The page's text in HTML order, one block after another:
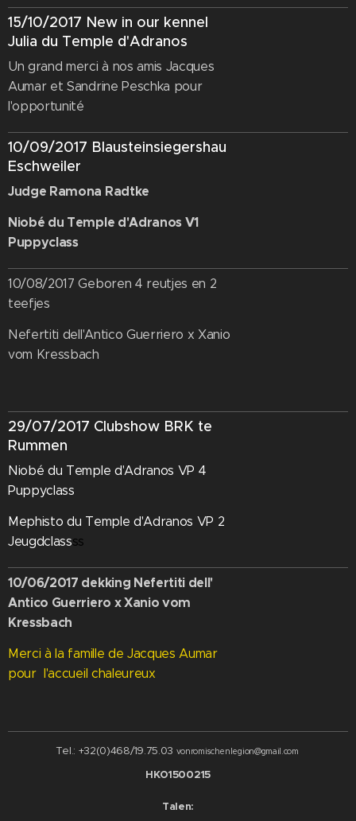
15/10/2017 New in our kennel
Julia du Temple d'Adranos
Un grand merci à nos amis Jacques
Aumar et Sandrine Peschka pour
l'opportunité
10/09/2017 Blausteinsiegershau
Eschweiler
Judge Ramona Radtke
Niobé du Temple d'Adranos V1
Puppyclass
10/08/2017 Geboren 4 reutjes en 2
teefjes
Nefertiti dell'Antico Guerriero x Xanio
vom Kressbach
29/07/2017 Clubshow BRK te
Rummen
Niobé du Temple d'Adranos VP 4
Puppyclass
Mephisto du Temple d'Adranos VP 2
Jeugdclassss
10/06/2017 dekking Nefertiti dell'
Antico Guerriero x Xanio vom
Kressbach
Merci à la famille de Jacques Aumar
pour l'accueil chaleureux
Tel.: +32(0)468/19.75.03 vonromischenlegion@gmail.com
HKO1500215
Talen